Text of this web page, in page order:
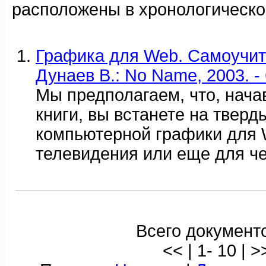
расположены в
Графика для Web.
Дунаев В.: No Name, 2003. -
Мы предполагаем, что,
книги, вы встанете на
компьютерной графики для
телевидения или еще для
Всего
<< | 1- 10 |